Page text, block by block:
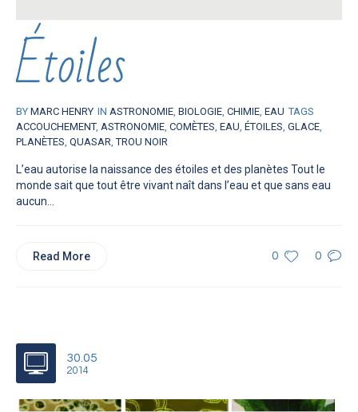
Étoiles
BY MARC HENRY IN ASTRONOMIE, BIOLOGIE, CHIMIE, EAU TAGS
ACCOUCHEMENT, ASTRONOMIE, COMÈTES, EAU, ÉTOILES, GLACE,
PLANÈTES, QUASAR,TROU NOIR
L’eau autorise la naissance des étoiles et des planètes Tout le
monde sait que tout être vivant naît dans l’eau et que sans eau
aucun...
0 0
Read More
30.05
2014